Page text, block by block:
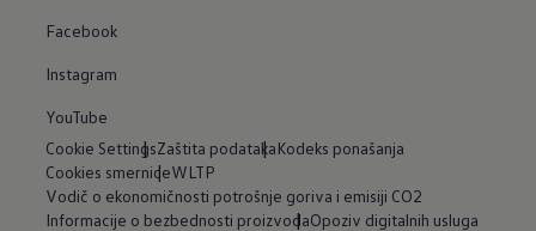
Facebook
Instagram
YouTube
Cookie SettingsZaštita podatakaKodeks ponašanja
Cookies smerniceWLTP
Vodič o ekonomičnosti potrošnje goriva i emisiji CO2
Informacije o bezbednosti proizvodaOpoziv digitalnih usluga